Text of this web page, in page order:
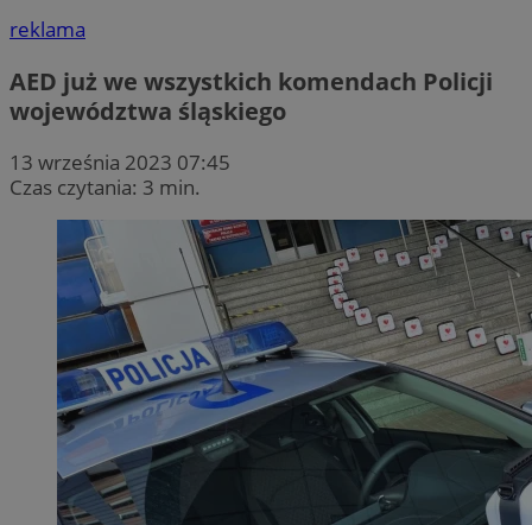
reklama
AED już we wszystkich komendach Policji
województwa śląskiego
13 września 2023 07:45
Czas czytania: 3 min.